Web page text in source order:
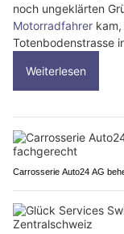
noch ungeklärten
Motorradfahrer
Totenbodenstrasse
Weiterlesen
Carrosserie Auto24 AG